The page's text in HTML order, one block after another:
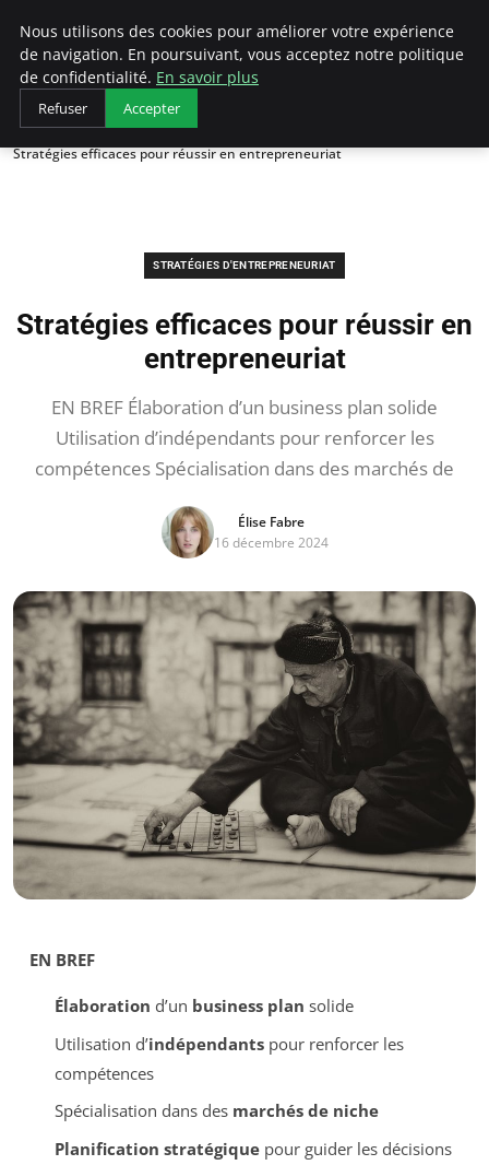
LECFCM
Accueil
Stratégies d'entrepreneuriat
Stratégies efficaces pour réussir en entrepreneuriat
STRATÉGIES D'ENTREPRENEURIAT
Stratégies efficaces pour réussir en
entrepreneuriat
EN BREF Élaboration d’un business plan solide
Utilisation d’indépendants pour renforcer les
compétences Spécialisation dans des marchés de
Élise Fabre
16 décembre 2024
EN BREF
Élaboration d’un business plan solide
Utilisation d’indépendantspour renforcer les
compétences
Spécialisation dans des marchés de niche
Planification stratégiquepour guider les décisions
Nous utilisons des cookies pour améliorer votre expérience
de navigation. En poursuivant, vous acceptez notre politique
de confidentialité. En savoir plus
Refuser Accepter